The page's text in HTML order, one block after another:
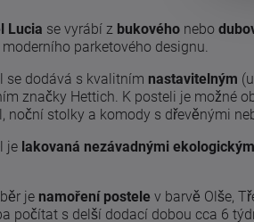
Lucia se vyrábí z bukového nebo
moderního parketového designu.
se dodává s kvalitním nastavitelným
značky Hettich. K posteli je možné
noční stolky a komody s dřevěnými
je lakovaná nezávadnými
je namoření postele v barvě Olše,
počítat s delší dodací dobou cca 6